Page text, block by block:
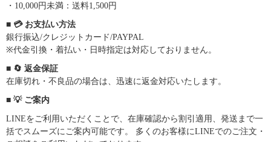
・10,000円未満：送料1,500円
■ 💳 お支払い方法
銀行振込/クレジットカード/PAYPAL
※代金引換・着払い・日時指定は対応しておりません。
■ 🔄 返金保証
在庫切れ・不良品の場合は、迅速に返金対応いたします。
■ 💡 ご案内
LINEをご利用いただくことで、在庫確認から割引適用、発送まで一
括でスムーズにご案内可能です。 多くのお客様にLINEでのご注文・